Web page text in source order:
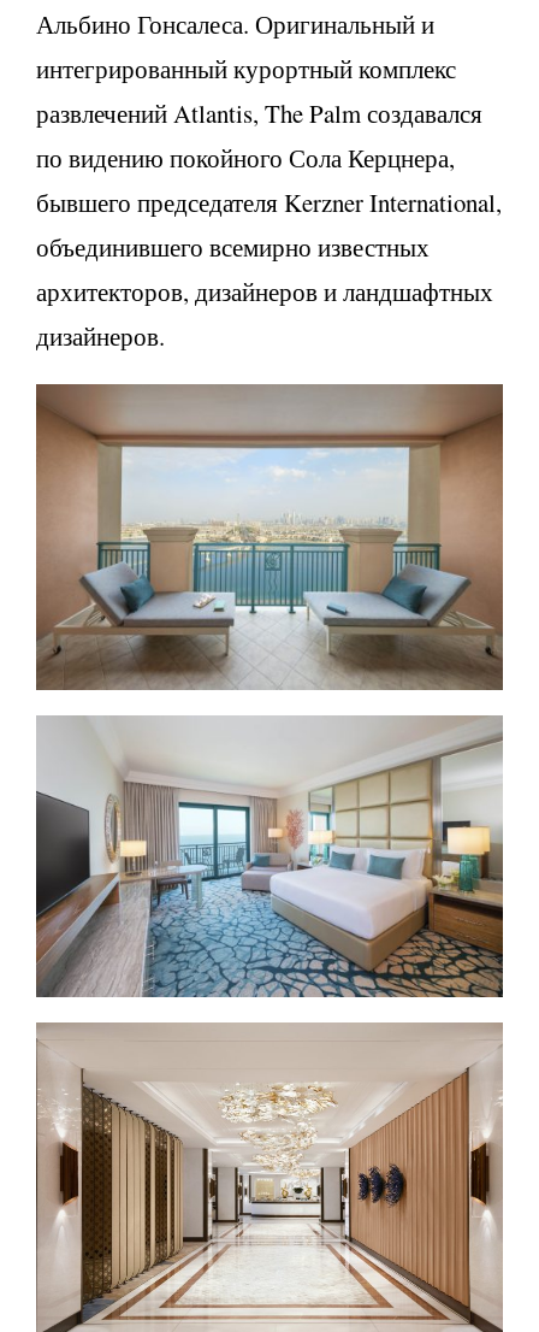
Альбино Гонсалеса. Оригинальный и
интегрированный курортный комплекс
развлечений Atlantis, The Palm создавался
по видению покойного Сола Керцнера,
бывшего председателя Kerzner International,
объединившего всемирно известных
архитекторов, дизайнеров и ландшафтных
дизайнеров.